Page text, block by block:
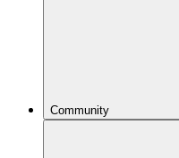
Community